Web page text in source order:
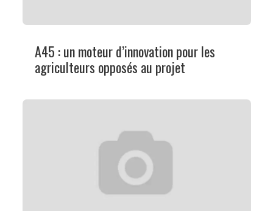
A45 : un moteur d’innovation pour les
agriculteurs opposés au projet